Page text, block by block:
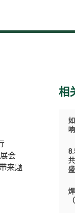
会
来题
相